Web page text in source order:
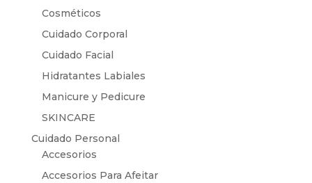
Cosméticos
Cuidado Corporal
Cuidado Facial
Hidratantes Labiales
Manicure y Pedicure
SKINCARE
Cuidado Personal
Accesorios
Accesorios Para Afeitar